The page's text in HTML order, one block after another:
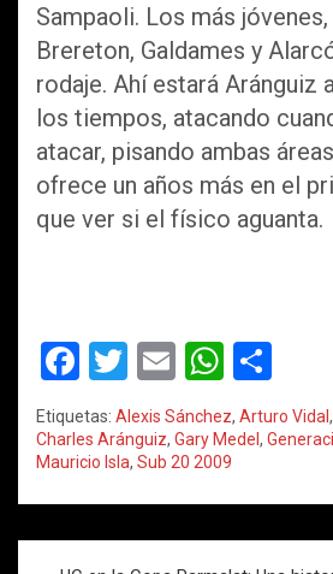
Sampaoli. Los más
Brereton, Galdames y
rodaje. Ahí estará Aránguiz
los tiempos, atacando
atacar, pisando ambas
ofrece un años más en el
que ver si el físico aguanta.
F
a
ce
b
o
o
T
wi
tt
er
E
m
ail
W
h
at
s
A
p
m
ar
tir
Etiquetas: Alexis Sánchez, Arturo Vidal ,
Charles Aránguiz, Gary Medel ,
Mauricio Isla, Sub 20 2009